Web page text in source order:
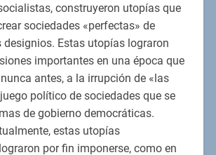
construyeron utopías que
sociedades «perfectas» de
designios. Estas utopías lograron
importantes en una época que
antes, a la irrupción de «las
político de sociedades que se
de gobierno democráticas.
estas utopías
por fin imponerse, como en